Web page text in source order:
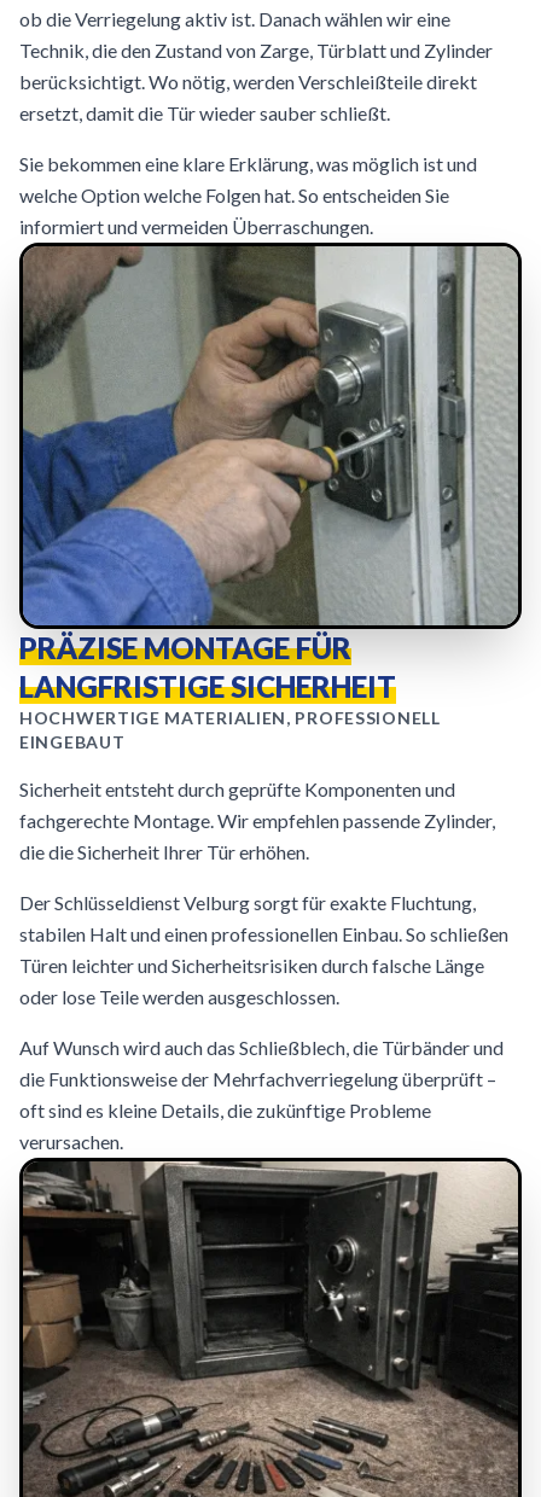
ob die Verriegelung aktiv ist. Danach wählen wir eine
Technik, die den Zustand von Zarge, Türblatt und Zylinder
berücksichtigt. Wo nötig, werden Verschleißteile direkt
ersetzt, damit die Tür wieder sauber schließt.
Sie bekommen eine klare Erklärung, was möglich ist und
welche Option welche Folgen hat. So entscheiden Sie
informiert und vermeiden Überraschungen.
PRÄZISE MONTAGE FÜR
LANGFRISTIGE SICHERHEIT
HOCHWERTIGE MATERIALIEN, PROFESSIONELL
EINGEBAUT
Sicherheit entsteht durch geprüfte Komponenten und
fachgerechte Montage. Wir empfehlen passende Zylinder,
die die Sicherheit Ihrer Tür erhöhen.
Der Schlüsseldienst Velburg sorgt für exakte Fluchtung,
stabilen Halt und einen professionellen Einbau. So schließen
Türen leichter und Sicherheitsrisiken durch falsche Länge
oder lose Teile werden ausgeschlossen.
Auf Wunsch wird auch das Schließblech, die Türbänder und
die Funktionsweise der Mehrfachverriegelung überprüft –
oft sind es kleine Details, die zukünftige Probleme
verursachen.